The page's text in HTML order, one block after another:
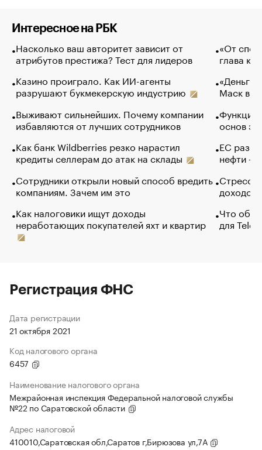
Интересное на РБК
Насколько ваш авторитет зависит от
атрибутов престижа? Тест для лидеров
Казино проиграло. Как ИИ-агенты
разрушают букмекерскую индустрию
Выживают сильнейших. Почему компании
избавляются от лучших сотрудников
Как банк Wildberries резко нарастил
кредиты селлерам до атак на склады
Сотрудники открыли новый способ вредить
компаниям. Зачем им это
Как налоговики ищут доходы
неработающих покупателей яхт и квартир
«От
глава
«Деньги
Маск в
Функции
основ
ЕС
нефти —
Стресс
доходов
Что
для
Регистрация ФНС
Дата регистрации
21 октября 2021
Код налогового органа
6457
Наименование налогового органа
Межрайонная инспекция Федеральной налоговой службы
№22 по Саратовской области
Адрес налоговой
410010,Саратовская обл,Саратов г,Бирюзова ул,7А